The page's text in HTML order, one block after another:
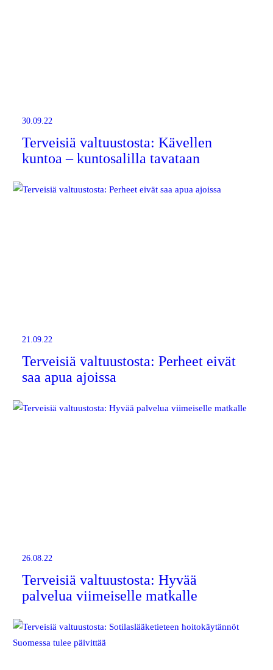
30.09.22
Terveisiä valtuustosta: Kävellen
kuntoa – kuntosalilla tavataan
21.09.22
Terveisiä valtuustosta: Perheet eivät
saa apua ajoissa
26.08.22
Terveisiä valtuustosta: Hyvää
palvelua viimeiselle matkalle